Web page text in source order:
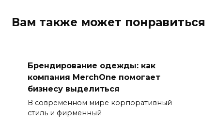
Вам также может понравиться
Брендирование одежды: как
компания MerchOne помогает
бизнесу выделиться
В современном мире корпоративный
стиль и фирменный